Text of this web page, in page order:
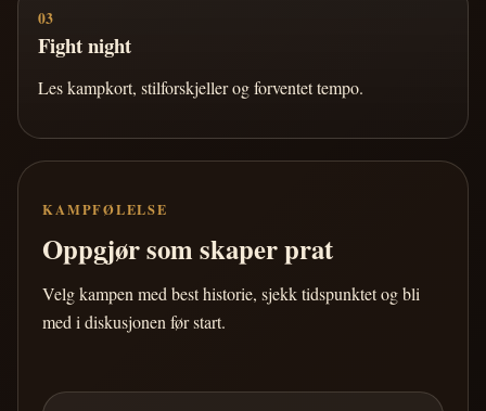
03
Fight night
Les kampkort, stilforskjeller og forventet tempo.
KAMPFØLELSE
Oppgjør som skaper prat
Velg kampen med best historie, sjekk tidspunktet og bli
med i diskusjonen før start.